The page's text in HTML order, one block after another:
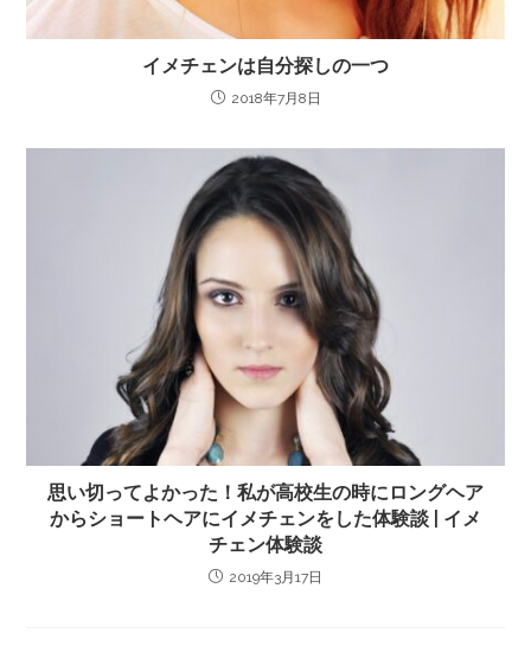
イメチェンは自分探しの一つ
2018年7月8日
思い切ってよかった！私が高校生の時にロングヘア
からショートヘアにイメチェンをした体験談 | イメ
チェン体験談
2019年3月17日